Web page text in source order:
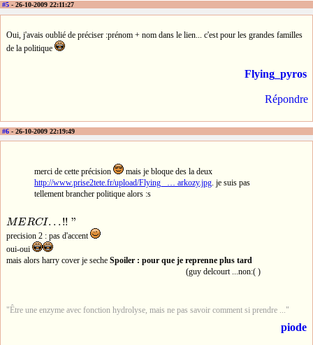
#5 - 26-10-2009 22:11:27
Oui, j'avais oublié de préciser :prénom + nom dans le lien... c'est pour les grandes familles
de la politique
Flying_pyros
Répondre
#6 - 26-10-2009 22:19:49
merci de cette précision
mais je bloque des la deux
http://www.prise2tete.fr/upload/Flying_ … arkozy.jpg. je suis pas
tellement brancher politique alors :s
M E RCI . . . !! "
MERCI...!!"
precision 2 : pas d'accent
oui-oui
mais alors harry cover je seche Spoiler : pour que je reprenne plus tard
(guy delcourt ...non:( )
"Être une enzyme avec fonction hydrolyse, mais ne pas savoir comment si prendre ..."
piode